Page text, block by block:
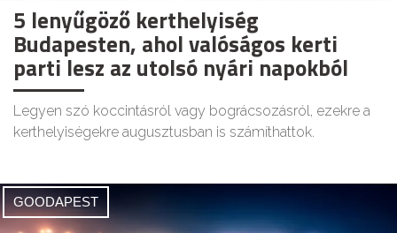
5 lenyűgöző kerthelyiség
Budapesten, ahol valóságos kerti
parti lesz az utolsó nyári napokból
Legyen szó koccintásról vagy bográcsozásról, ezekre a
kerthelyiségekre augusztusban is számíthattok.
GOODAPEST